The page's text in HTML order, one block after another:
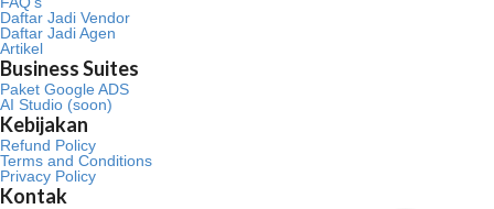
Daftar Jadi Vendor
Daftar Jadi Agen
Artikel
Business Suites
Paket Google ADS
AI Studio (soon)
Kebijakan
Refund Policy
Terms and Conditions
Privacy Policy
Kontak